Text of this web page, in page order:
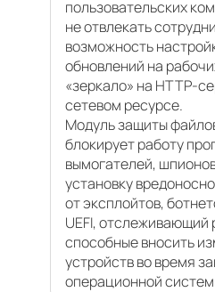
пользовательских
не отвлекать
возможность
обновлений на
«зеркало» на HTTP-
сетевом ресурсе.
Модуль защиты
блокирует работу
вымогателей,
установку
от эксплойтов,
UEFI, отслеживающий
способные вносить
устройств во время
операционной